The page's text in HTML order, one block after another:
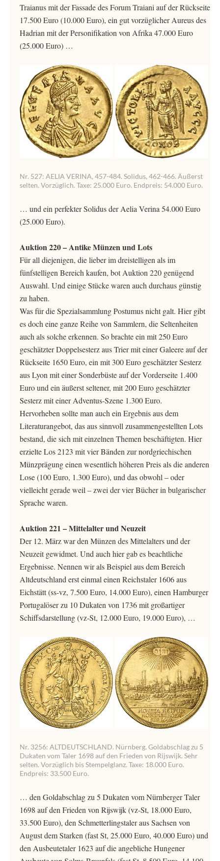
Traianus mit der Fassade des Forum Traiani auf der Rückseite
17.500 Euro (10.000 Euro), ein gut vorzüglicher Aureus des
Hadrian mit der Personifikation von Afrika 47.000 Euro
(25.000 Euro) …
Nr. 527: AELIA VERINA, 457-484. Solidus, 462-466. Äußerst
selten. Vorzüglich. Taxe: 25.000 Euro. Endpreis: 54.000 Euro.
… und ein perfekter Solidus der Aelia Verina 54.000 Euro
(25.000 Euro).
Auktion 220 – Antike Münzen und Lots
Für all diejenigen, die lieber im dreistelligen als im
fünfstelligen Bereich kaufen, bot Auktion 220 genügend
Auswahl. Und einige Stücke waren auch durchaus günstig
zu haben.
Was für die Spezialsammlung Postumus nicht galt. Hier gibt
es doch eine ganze Reihe von Sammlern, die Seltenheiten
auch als solche erkennen. So brachte ein mit 250 Euro
geschätzter Doppelsesterz aus Trier mit einer Galeere auf der
Rückseite 1650 Euro, ein mit 300 Euro geschätzter Sesterz
aus Lyon mit einer Sonderbüste auf der Vorderseite 1.400
Euro und ein äußerst seltener, mit 200 Euro geschätzter
Sesterz mit einer Adventus-Szene 1.300 Euro.
Hervorheben sollte man auch ein Ergebnis aus dem
Literaturangebot, das aus sinnvoll zusammengestellten Lots
bestand, die sich mit einzelnen Themen beschäftigten. Hier
erzielte Los 2123 mit vier Bänden zur nordgriechischen
Münzprägung einen wesentlich höheren Preis als die anderen
Lose (100 Euro, 1.300 Euro), und das obwohl – oder
vielleicht gerade weil – zwei der vier Bücher in bulgarischer
Sprache waren.
Auktion 221 – Mittelalter und Neuzeit
Der 12. März war den Münzen des Mittelalters und der
Neuzeit gewidmet. Und auch hier gab es beachtliche
Ergebnisse. Nennen wir als Beispiel aus dem Bereich
Altdeutschland erst einmal einen Reichstaler 1606 aus
Eichstätt (ss-vz, 7.500 Euro, 14.000 Euro), einen Hamburger
Portugalöser zu 10 Dukaten von 1736 mit großartiger
Schiffsdarstellung (vz-St, 12.000 Euro, 19.000 Euro), …
Nr. 3256: ALTDEUTSCHLAND. Nürnberg. Goldabschlag zu 5
Dukaten vom Taler 1698 auf den Frieden von Rijswijk. Sehr
selten. Vorzüglich bis Stempelglanz. Taxe: 18.000 Euro.
Endpreis: 33.500 Euro.
… den Goldabschlag zu 5 Dukaten vom Nürnberger Taler
1698 auf den Frieden von Rijswijk (vz-St, 18.000 Euro,
33.500 Euro), den Schmetterlingstaler aus Sachsen von
August dem Starken (fast St, 25.000 Euro, 40.000 Euro) und
den Ausbeutetaler 1623 auf die angebliche Hungener